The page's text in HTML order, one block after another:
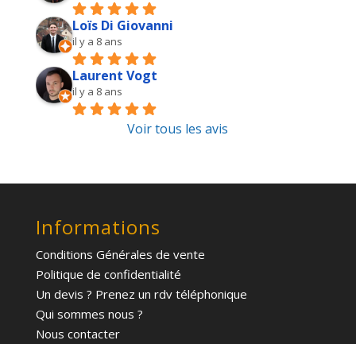
Loïs Di Giovanni
il y a 8 ans
Laurent Vogt
il y a 8 ans
Voir tous les avis
Informations
Conditions Générales de vente
Politique de confidentialité
Un devis ? Prenez un rdv téléphonique
Qui sommes nous ?
Nous contacter